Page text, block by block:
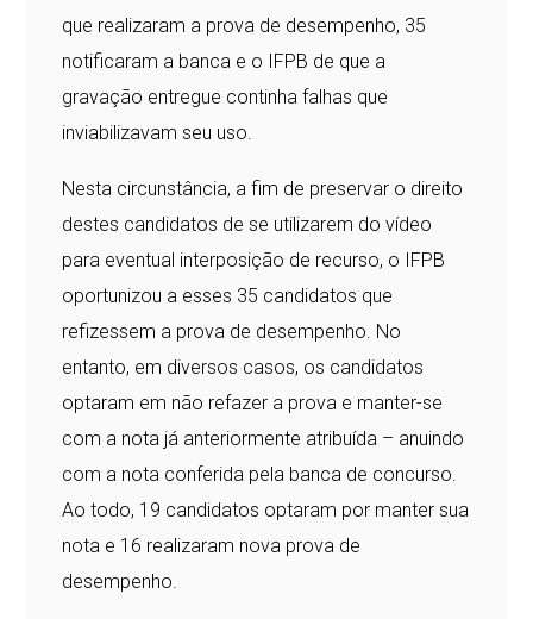
que realizaram a prova de desempenho, 35
notificaram a banca e o IFPB de que a
gravação entregue continha falhas que
inviabilizavam seu uso.
Nesta circunstância, a fim de preservar o direito
destes candidatos de se utilizarem do vídeo
para eventual interposição de recurso, o IFPB
oportunizou a esses 35 candidatos que
refizessem a prova de desempenho. No
entanto, em diversos casos, os candidatos
optaram em não refazer a prova e manter-se
com a nota já anteriormente atribuída – anuindo
com a nota conferida pela banca de concurso.
Ao todo, 19 candidatos optaram por manter sua
nota e 16 realizaram nova prova de
desempenho.